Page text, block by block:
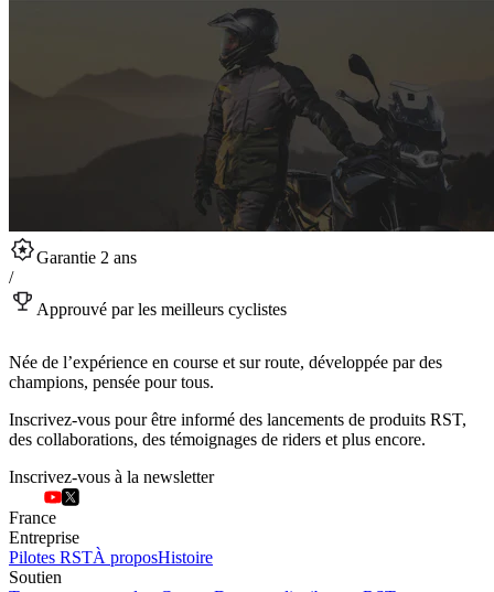
Garantie 2 ans
/
Approuvé par les meilleurs cyclistes
Née de l’expérience en course et sur route, développée par des
champions, pensée pour tous.
Inscrivez-vous pour être informé des lancements de produits RST,
des collaborations, des témoignages de riders et plus encore.
Inscrivez-vous à la newsletter
France
Entreprise
Pilotes RSTÀ proposHistoire
Soutien